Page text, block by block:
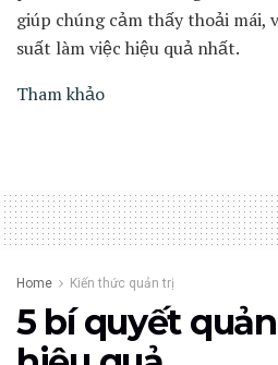
giúp chúng cảm thấy thoải mái,
suất làm việc hiệu quả nhất.
Tham khảo
Home Kiến thức quản trị
5 bí quyết